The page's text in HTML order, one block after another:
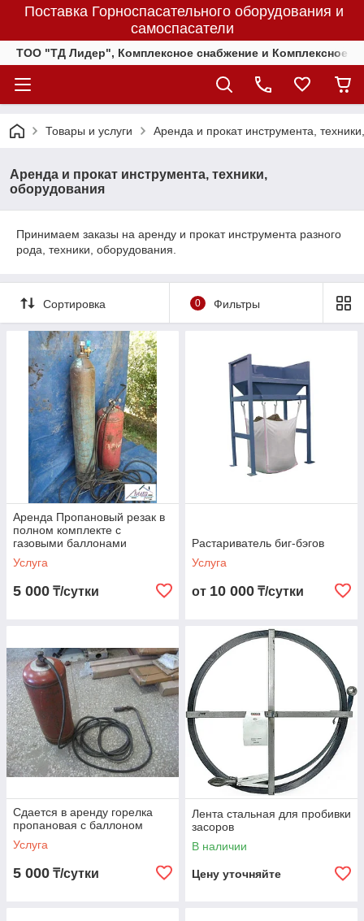
Поставка Горноспасательного оборудования и
самоспасатели
ТОО "ТД Лидер", Комплексное снабжение и Комплексное
Товары и услуги Аренда и прокат инструмента,
Аренда и прокат инструмента, техники,
оборудования
Принимаем заказы на аренду и прокат инструмента разного
рода, техники, оборудования.
Сортировка 0 Фильтры
Аренда Пропановый резак в
полном комплекте с
газовыми баллонами
Услуга
5 000 ₸/сутки
Растариватель биг-бэгов
Услуга
от 10 000 ₸/сутки
Сдается в аренду горелка
пропановая с баллоном
Услуга
5 000 ₸/сутки
Лента стальная для пробивки
засоров
В наличии
Цену уточняйте